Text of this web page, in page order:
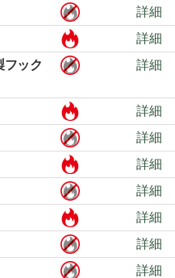
詳細
詳細
フック
詳細
詳細
詳細
詳細
詳細
詳細
詳細
詳細